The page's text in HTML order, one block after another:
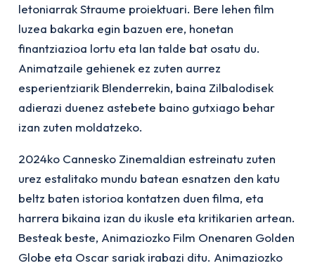
letoniarrakStraume proiektuari. Bere lehen film
luzea bakarka egin bazuen ere, honetan
finantziazioa lortu eta lan talde bat osatu du.
Animatzaile gehienek ez zuten aurrez
esperientziarik Blenderrekin, baina Zilbalodisek
adierazi duenez astebete baino gutxiago behar
izan zuten moldatzeko.
2024ko Cannesko Zinemaldian estreinatu zuten
urez estalitako mundu batean esnatzen den katu
beltz baten istorioa kontatzen duen filma, eta
harrera bikaina izan du ikusle eta kritikarien artean.
Besteak beste, Animaziozko Film Onenaren Golden
Globe eta Oscar sariak irabazi ditu. Animaziozko